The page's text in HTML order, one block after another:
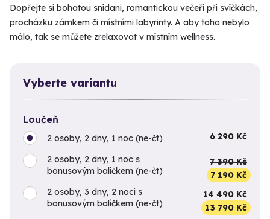
Dopřejte si bohatou snídani, romantickou večeři při svíčkách,
procházku zámkem či místními labyrinty. A aby toho nebylo
málo, tak se můžete zrelaxovat v místním wellness.
Vyberte variantu
Loučeň
2 osoby, 2 dny, 1 noc (ne-čt) 6 290 Kč
2 osoby, 2 dny, 1 noc s
bonusovým balíčkem (ne-čt)
7 390 Kč
7 190 Kč
2 osoby, 3 dny, 2 noci s
bonusovým balíčkem (ne-čt)
14 490 Kč
13 790 Kč